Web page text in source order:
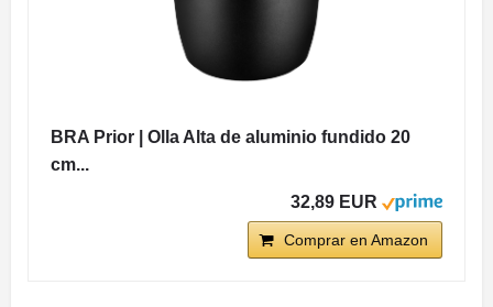
BRA Prior | Olla Alta de aluminio fundido 20
cm...
32,89 EUR
Comprar en Amazon